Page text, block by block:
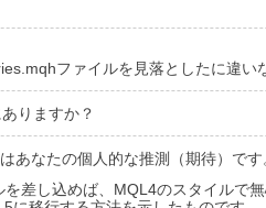
ファイルを見落としたに違い
りますか？
あなたの個人的な推測（期待）です
を差し込めば、MQL4のスタイルで